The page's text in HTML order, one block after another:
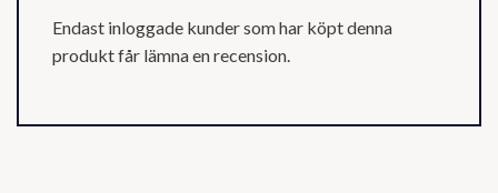
Endast inloggade kunder som har köpt denna
produkt får lämna en recension.